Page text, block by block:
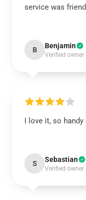
service was
B Benjamin
Verified owner
I love it, so
S Sebastian
Verified owner